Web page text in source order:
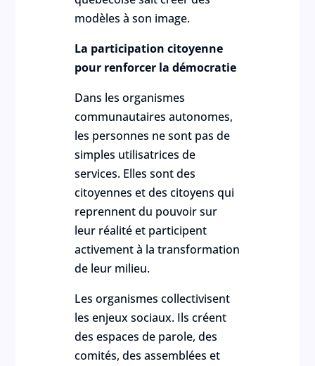
modèles à son image.
La participation citoyenne
pour renforcer la démocratie
Dans les organismes
communautaires autonomes,
les personnes ne sont pas de
simples utilisatrices de
services. Elles sont des
citoyennes et des citoyens qui
reprennent du pouvoir sur
leur réalité et participent
activement à la transformation
de leur milieu.
Les organismes collectivisent
les enjeux sociaux. Ils créent
des espaces de parole, des
comités, des assemblées et